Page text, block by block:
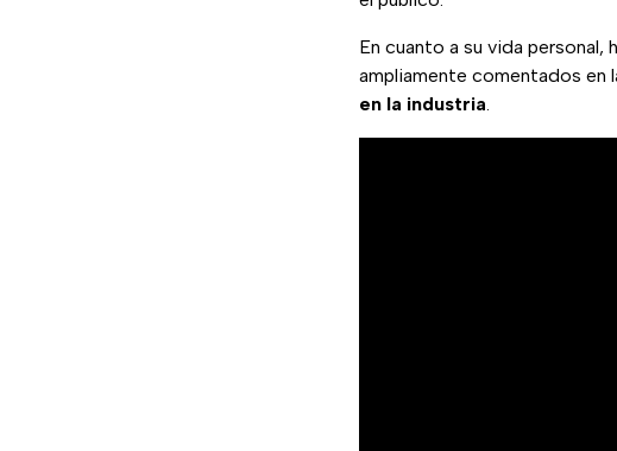
En cuanto a su vida
ampliamente comentados en
en la industria.